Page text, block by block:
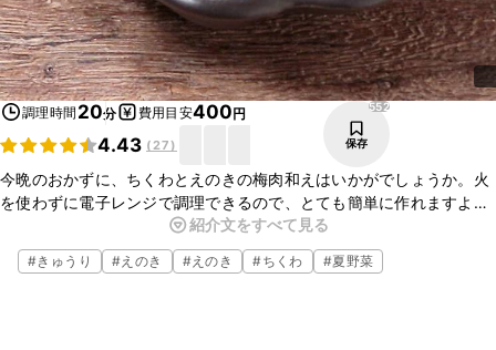
調理時間 20分 費用目安400円
4.43 (27)
552
保存
今晩のおかずに、ちくわとえのきの梅肉和えはいかがでしょうか。火
を使わずに電子レンジで調理できるので、とても簡単に作れますよ。
忙しい時や、あと一品欲しい時などに、重宝するレシピなので、是非
お試しくださいね。
紹介文をすべて見る
#きゅうり #えのき #えのき #ちくわ #夏野菜